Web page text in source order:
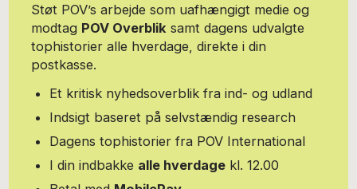
information blot var led i en skyttegravskrig mellem to lejre, hvor
standpunkter samt skellet mellem sandhed og propaganda var
givet på forhånd. Takket være nærkontakt med amerikanske
eksperter i rustningskontrol kunne han fra 1977 kravle op i
Ingenmandsland, fordi disse kilder var kritiske overfor også
vestlig sikkerhedspolitik, men alligevel ikke i kraft af deres
amerikanske eller imod NATO. Kritisk journalistik rettet imod
atomvåben blev, så kommunisters rolle i anti-atombevægelserne
kunne blive imødegået, suppleret af interesse for den såkaldte
alliancefrie fredsbevægelse, som søgte samarbejde med
systemkritikere i Øst. Dette arbejde i Ingenmandsland medførte
Støt POV’s arbejde som uafhængigt medie og
modtag POV Overblik samt dagens udvalgte
tophistorier alle hverdage, direkte i din
postkasse.
Et kritisk nyhedsoverblik fra ind- og udland
Indsigt baseret på selvstændig research
Dagens tophistorier fra POV International
I din indbakke alle hverdage kl. 12.00